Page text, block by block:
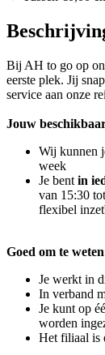
Bij AH to go op
eerste plek. Jij
service aan onze
Jouw
Wij kunnen
week
Je bent in
van 15:30
flexibel
Goed om te
Je werkt in
In verband
Je kunt op
worden
Het filiaal is